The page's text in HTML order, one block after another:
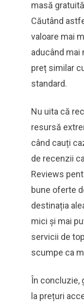
masă
Căutând
valoare mai
aducând mai
preț similar
standard.
Nu uita că
resursă
când cauți
de recenzii
Reviews
bune oferte
destinația
mici și mai
servicii de
scumpe ca
În concluzie,
la prețuri